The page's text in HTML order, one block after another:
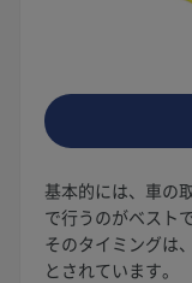
基本的には、車の
で行うのがベストで
そのタイミングは、
とされています。